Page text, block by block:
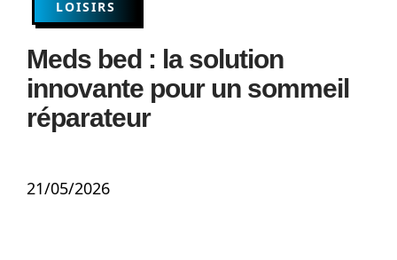
LOISIRS
Meds bed : la solution
innovante pour un sommeil
réparateur
21/05/2026